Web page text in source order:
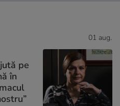
01 aug.
pe
în